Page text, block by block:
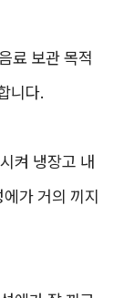
료 보관 목적
니다.
켜 냉장고 내
가 거의 끼지